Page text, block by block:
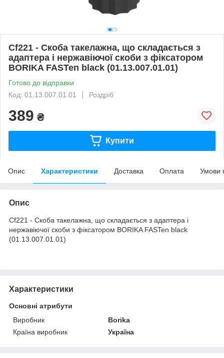
Cf221 - Скоба такелажна, що складається з
адаптера і нержавіючої скоби з фіксатором
BORIKA FASTen black (01.13.007.01.01)
Готово до відправки
Код: 01.13.007.01.01
Роздріб
389 ₴
Купити
Опис Характеристики Доставка Оплата Умови
Опис
Cf221 - Скоба такелажна, що складається з адаптера і
нержавіючої скоби з фіксатором BORIKA FASTen black
(01.13.007.01.01)
Характеристики
Основні атрибути
Виробник
Borika
Країна виробник
Україна